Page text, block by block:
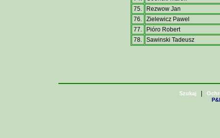
75.
Rezwow Jan
76.
Zielewicz Pawel
77.
Pióro Robert
78.
Sawinski Tadeusz
Szukaj